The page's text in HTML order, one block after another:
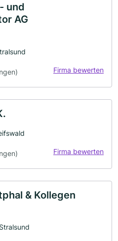
und
AG
Firma bewerten
Firma bewerten
& Kollegen